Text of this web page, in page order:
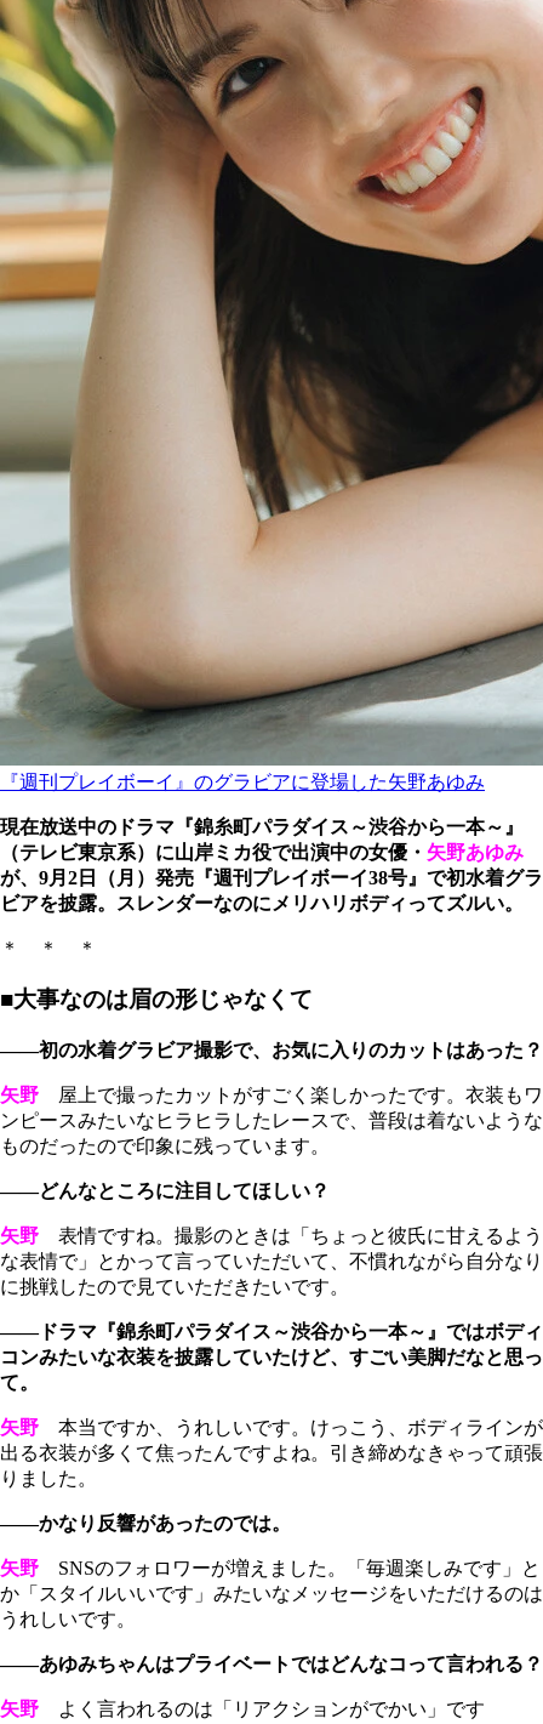
『週刊プレイボーイ』のグラビアに登場した矢野あゆみ
現在放送中のドラマ『錦糸町パラダイス～渋谷から一本～』
（テレビ東京系）に山岸ミカ役で出演中の女優・ 矢野あゆみ
が、9月2日（月）発売『週刊プレイボーイ38号』で初水着グラ
ビアを披露。スレンダーなのにメリハリボディってズルい。
＊ ＊ ＊
■大事なのは眉の形じゃなくて
――初の水着グラビア撮影で、お気に入りのカットはあった？
矢野 屋上で撮ったカットがすごく楽しかったです。衣装もワ
ンピースみたいなヒラヒラしたレースで、普段は着ないような
ものだったので印象に残っています。
――どんなところに注目してほしい？
矢野 表情ですね。撮影のときは「ちょっと彼氏に甘えるよう
な表情で」とかって言っていただいて、不慣れながら自分なり
に挑戦したので見ていただきたいです。
――ドラマ『錦糸町パラダイス～渋谷から一本～』ではボディ
コンみたいな衣装を披露していたけど、すごい美脚だなと思っ
て。
矢野 本当ですか、うれしいです。けっこう、ボディラインが
出る衣装が多くて焦ったんですよね。引き締めなきゃって頑張
りました。
――かなり反響があったのでは。
矢野 SNSのフォロワーが増えました。「毎週楽しみです」と
か「スタイルいいです」みたいなメッセージをいただけるのは
うれしいです。
――あゆみちゃんはプライベートではどんなコって言われる？
矢野 よく言われるのは「リアクションがでかい」です